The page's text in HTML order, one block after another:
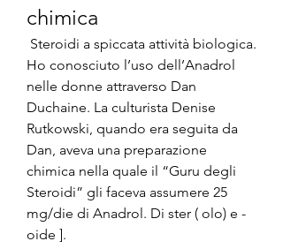
chimica
Ho conosciuto l’uso dell’Anadrol
nelle donne attraverso Dan
Duchaine. La culturista Denise
Rutkowski, quando era seguita da
Dan, aveva una preparazione
chimica nella quale il “Guru degli
Steroidi” gli faceva assumere 25
mg/die di Anadrol. Di ster ( olo) e -
oide ].